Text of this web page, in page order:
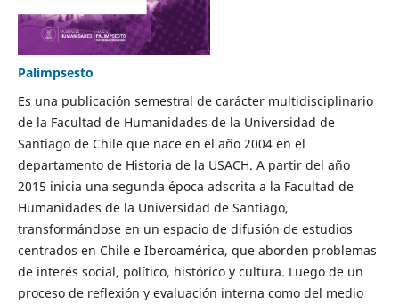
Palimpsesto
Es una publicación semestral de carácter multidisciplinario
de la Facultad de Humanidades de la Universidad de
Santiago de Chile que nace en el año 2004 en el
departamento de Historia de la USACH. A partir del año
2015 inicia una segunda época adscrita a la Facultad de
Humanidades de la Universidad de Santiago,
transformándose en un espacio de difusión de estudios
centrados en Chile e Iberoamérica, que aborden problemas
de interés social, político, histórico y cultura. Luego de un
proceso de reflexión y evaluación interna como del medio